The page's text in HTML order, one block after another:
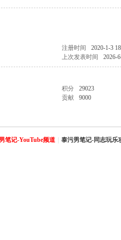
注册时间
2020-1-3
上次发表时间 2026-
积分
29023
贡献
9000
笔记-YouTube频道 泰污男笔记-同志玩乐